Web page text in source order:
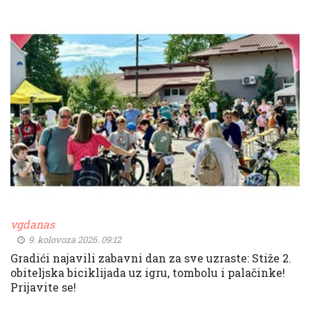
vgdanas
9. kolovoza 2026. 09:12
Gradići najavili zabavni dan za sve uzraste: Stiže 2.
obiteljska biciklijada uz igru, tombolu i palačinke!
Prijavite se!